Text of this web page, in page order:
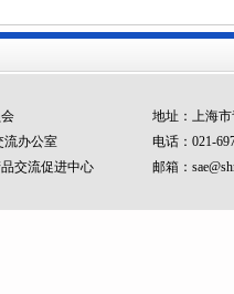
办公室
交流促进中心
地址：上海
电话：021-
邮箱：